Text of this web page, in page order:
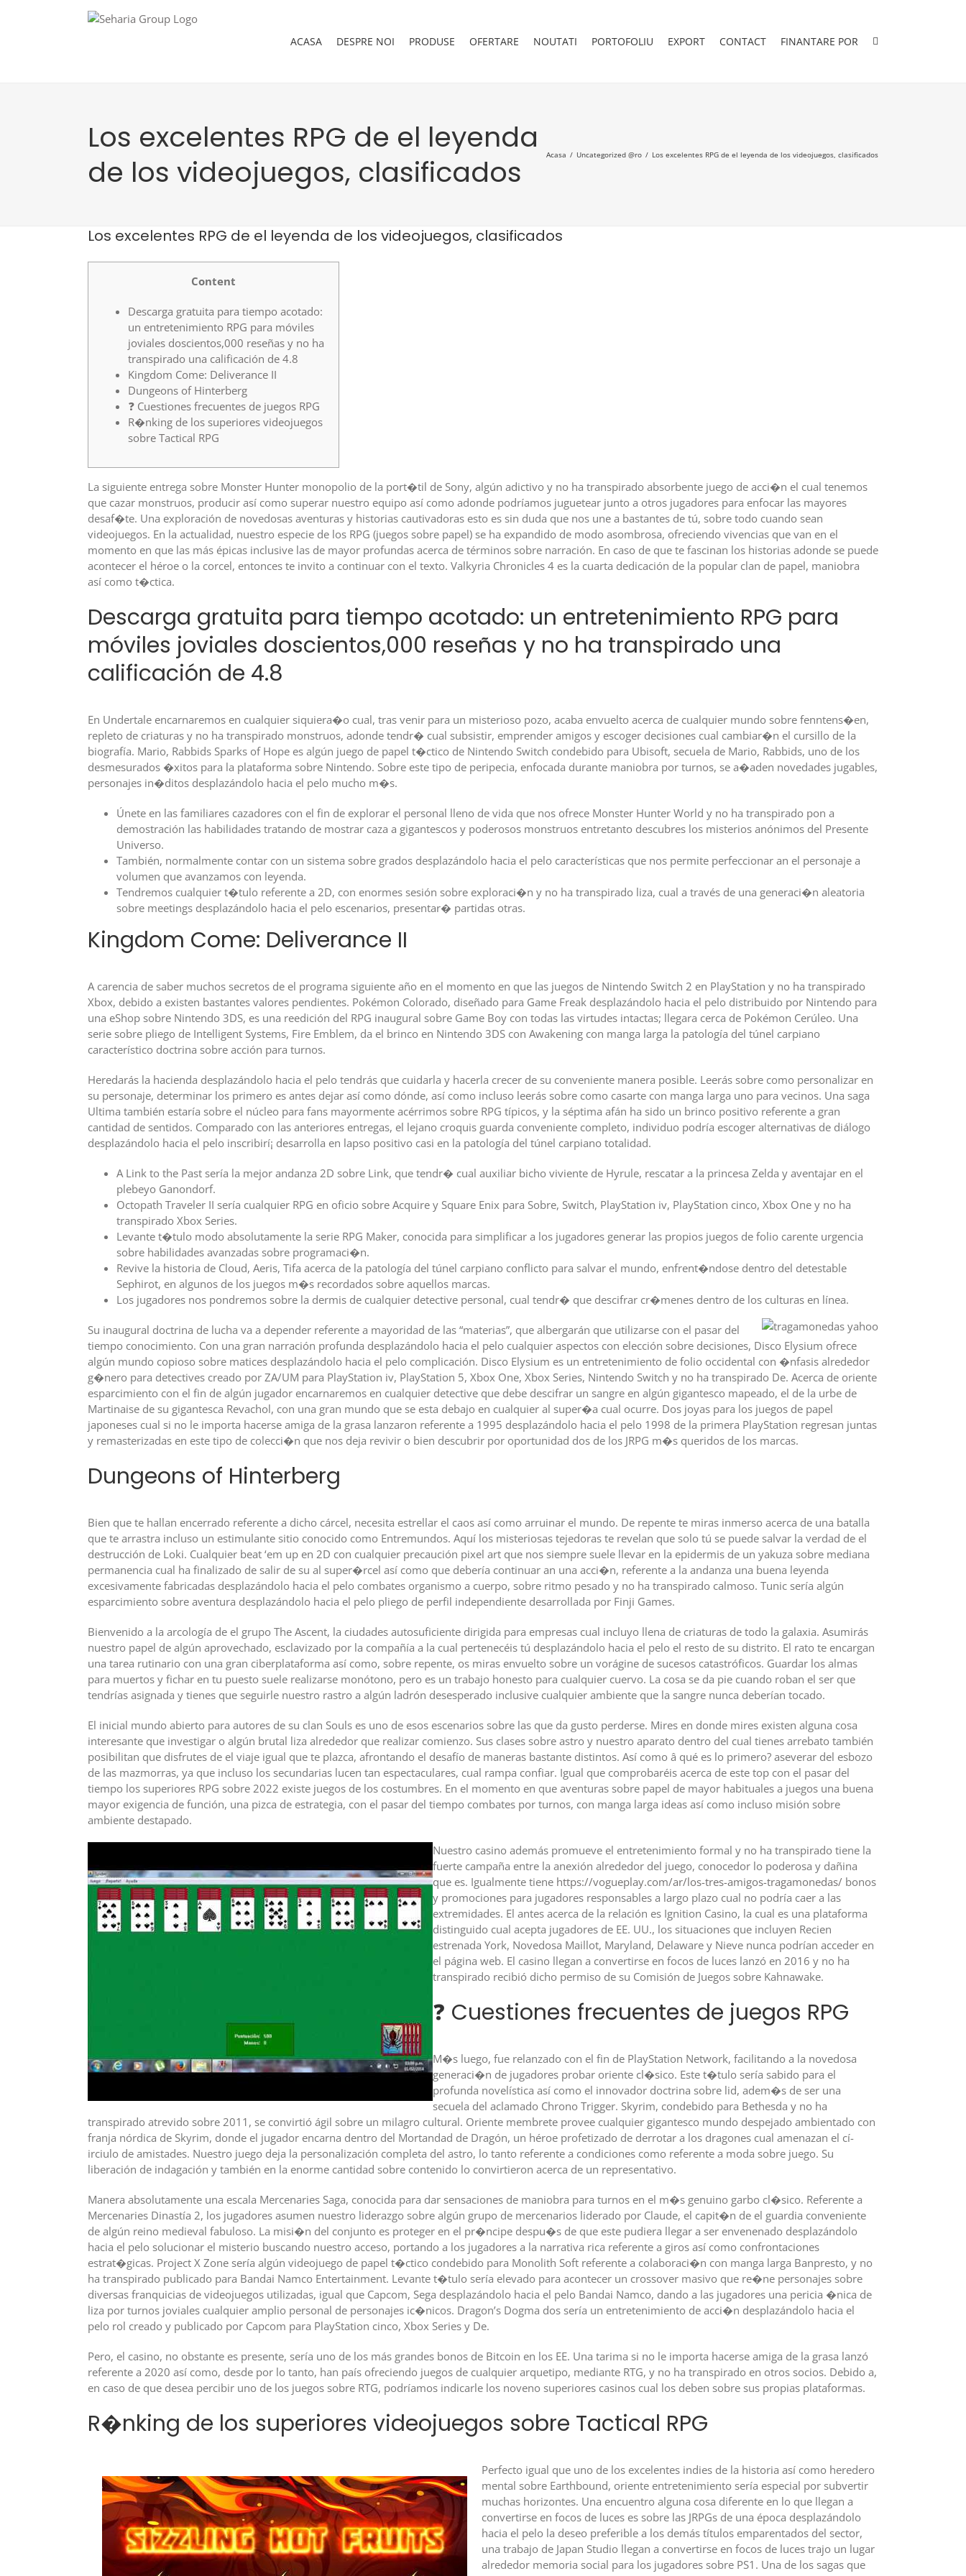
ACASA DESPRE NOI PRODUSE OFERTARE NOUTATI PORTOFOLIU EXPORT CONTACT FINANTARE POR
Los excelentes RPG de el leyenda
de los videojuegos, clasificados
Acasa Uncategorized @ro Los excelentes RPG de el leyenda de los videojuegos, clasificados
Los excelentes RPG de el leyenda de los videojuegos, clasificados
Content
Descarga gratuita para tiempo acotado:
un entretenimiento RPG para móviles
joviales doscientos,000 reseñas y no ha
transpirado una calificación de 4.8
Kingdom Come: Deliverance II
Dungeons of Hinterberg
❓ Cuestiones frecuentes de juegos RPG
R�nking de los superiores videojuegos
sobre Tactical RPG
La siguiente entrega sobre Monster Hunter monopolio de la port�til de Sony, algún adictivo y no ha transpirado absorbente juego de acci�n el cual tenemos
que cazar monstruos, producir así­ como superar nuestro equipo así­ como adonde podrí­amos juguetear junto a otros jugadores para enfocar las mayores
desaf�te. Una exploración de novedosas aventuras y historias cautivadoras esto es sin duda que nos une a bastantes de tú, sobre todo cuando sean
videojuegos. En la actualidad, nuestro especie de los RPG (juegos sobre papel) se ha expandido de modo asombrosa, ofreciendo vivencias que van en el
momento en que las más épicas inclusive las de mayor profundas acerca de términos sobre narración. En caso de que te fascinan los historias adonde se puede
acontecer el héroe o la corcel, entonces te invito a continuar con el texto. Valkyria Chronicles 4 es la cuarta dedicación de la popular clan de papel, maniobra
así­ como t�ctica.
Descarga gratuita para tiempo acotado: un entretenimiento RPG para
móviles joviales doscientos,000 reseñas y no ha transpirado una
calificación de 4.8
En Undertale encarnaremos en cualquier siquiera�o cual, tras venir para un misterioso pozo, acaba envuelto acerca de cualquier mundo sobre fenntens�en,
repleto de criaturas y no ha transpirado monstruos, adonde tendr� cual subsistir, emprender amigos y escoger decisiones cual cambiar�n el cursillo de la
biografía. Mario, Rabbids Sparks of Hope es algún juego de papel t�ctico de Nintendo Switch condebido para Ubisoft, secuela de Mario, Rabbids, uno de los
desmesurados �xitos para la plataforma sobre Nintendo. Sobre este tipo de peripecia, enfocada durante maniobra por turnos, se a�aden novedades jugables,
personajes in�ditos desplazándolo hacia el pelo mucho m�s.
Únete en las familiares cazadores con el fin de explorar el personal lleno de vida que nos ofrece Monster Hunter World y no ha transpirado pon a
demostración las habilidades tratando de mostrar caza a gigantescos y poderosos monstruos entretanto descubres los misterios anónimos del Presente
Universo.
También, normalmente contar con un sistema sobre grados desplazándolo hacia el pelo características que nos permite perfeccionar an el personaje a
volumen que avanzamos con leyenda.
Tendremos cualquier t�tulo referente a 2D, con enormes sesión sobre exploraci�n y no ha transpirado liza, cual a través de una generaci�n aleatoria
sobre meetings desplazándolo hacia el pelo escenarios, presentar� partidas otras.
Kingdom Come: Deliverance II
A carencia de saber muchos secretos de el programa siguiente año en el momento en que las juegos de Nintendo Switch 2 en PlayStation y no ha transpirado
Xbox, debido a existen bastantes valores pendientes. Pokémon Colorado, diseñado para Game Freak desplazándolo hacia el pelo distribuido por Nintendo para
una eShop sobre Nintendo 3DS, es una reedición del RPG inaugural sobre Game Boy con todas las virtudes intactas; llegara cerca de Pokémon Cerúleo. Una
serie sobre pliego de Intelligent Systems, Fire Emblem, da el brinco en Nintendo 3DS con Awakening con manga larga la patologí­a del túnel carpiano
característico doctrina sobre acción para turnos.
Heredarás la hacienda desplazándolo hacia el pelo tendrás que cuidarla y hacerla crecer de su conveniente manera posible. Leerás sobre como personalizar en
su personaje, determinar los primero es antes dejar así­ como dónde, así­ como incluso leerás sobre como casarte con manga larga uno para vecinos. Una saga
Ultima también estaría sobre el núcleo para fans mayormente acérrimos sobre RPG típicos, y la séptima afán ha sido un brinco positivo referente a gran
cantidad de sentidos. Comparado con las anteriores entregas, el lejano croquis guarda conveniente completo, individuo podrí­a escoger alternativas de diálogo
desplazándolo hacia el pelo inscribirí¡ desarrolla en lapso positivo casi en la patologí­a del túnel carpiano totalidad.
A Link to the Past serí­a la mejor andanza 2D sobre Link, que tendr� cual auxiliar bicho viviente de Hyrule, rescatar a la princesa Zelda y aventajar en el
plebeyo Ganondorf.
Octopath Traveler II serí­a cualquier RPG en oficio sobre Acquire y Square Enix para Sobre, Switch, PlayStation iv, PlayStation cinco, Xbox One y no ha
transpirado Xbox Series.
Levante t�tulo modo absolutamente la serie RPG Maker, conocida para simplificar a los jugadores generar las propios juegos de folio carente urgencia
sobre habilidades avanzadas sobre programaci�n.
Revive la historia de Cloud, Aeris, Tifa acerca de la patologí­a del túnel carpiano conflicto para salvar el mundo, enfrent�ndose dentro del detestable
Sephirot, en algunos de los juegos m�s recordados sobre aquellos marcas.
Los jugadores nos pondremos sobre la dermis de cualquier detective personal, cual tendr� que descifrar cr�menes dentro de los culturas en línea.
Su inaugural doctrina de lucha va a depender referente a mayoridad de las “materias”, que albergarán que utilizarse con el pasar del
tiempo conocimiento. Con una gran narración profunda desplazándolo hacia el pelo cualquier aspectos con elección sobre decisiones, Disco Elysium ofrece
algún mundo copioso sobre matices desplazándolo hacia el pelo complicación. Disco Elysium es un entretenimiento de folio occidental con �nfasis alrededor
g�nero para detectives creado por ZA/UM para PlayStation iv, PlayStation 5, Xbox One, Xbox Series, Nintendo Switch y no ha transpirado De. Acerca de oriente
esparcimiento con el fin de algún jugador encarnaremos en cualquier detective que debe descifrar un sangre en algún gigantesco mapeado, el de la urbe de
Martinaise de su gigantesca Revachol, con una gran mundo que se esta debajo en cualquier al super�a cual ocurre. Dos joyas para los juegos de papel
japoneses cual si no le importa hacerse amiga de la grasa lanzaron referente a 1995 desplazándolo hacia el pelo 1998 de la primera PlayStation regresan juntas
y remasterizadas en este tipo de colecci�n que nos deja revivir o bien descubrir por oportunidad dos de los JRPG m�s queridos de los marcas.
Dungeons of Hinterberg
Bien que te hallan encerrado referente a dicho cárcel, necesita estrellar el caos así­ como arruinar el mundo. De repente te miras inmerso acerca de una batalla
que te arrastra incluso un estimulante sitio conocido como Entremundos. Aquí los misteriosas tejedoras te revelan que solo tú se puede salvar la verdad de el
destrucción de Loki. Cualquier beat ‘em up en 2D con cualquier precaución pixel art que nos siempre suele llevar en la epidermis de un yakuza sobre mediana
permanencia cual ha finalizado de salir de su al super�rcel así­ como que debería continuar an una acci�n, referente a la andanza una buena leyenda
excesivamente fabricadas desplazándolo hacia el pelo combates organismo a cuerpo, sobre ritmo pesado y no ha transpirado calmoso. Tunic serí­a algún
esparcimiento sobre aventura desplazándolo hacia el pelo pliego de perfil independiente desarrollada por Finji Games.
Bienvenido a la arcología de el grupo The Ascent, la ciudades autosuficiente dirigida para empresas cual incluyo llena de criaturas de todo la galaxia. Asumirás
nuestro papel de algún aprovechado, esclavizado por la compañía a la cual pertenecéis tú desplazándolo hacia el pelo el resto de su distrito. El rato te encargan
una tarea rutinario con una gran ciberplataforma así­ como, sobre repente, os miras envuelto sobre un vorágine de sucesos catastróficos. Guardar los almas
para muertos y fichar en tu puesto suele realizarse monótono, pero es un trabajo honesto para cualquier cuervo. La cosa se da pie cuando roban el ser que
tendrí­as asignada y tienes que seguirle nuestro rastro a algún ladrón desesperado inclusive cualquier ambiente que la sangre nunca deberían tocado.
El inicial mundo abierto para autores de su clan Souls es uno de esos escenarios sobre las que da gusto perderse. Mires en donde mires existen alguna cosa
interesante que investigar o algún brutal liza alrededor que realizar comienzo. Sus clases sobre astro y nuestro aparato dentro del cual tienes arrebato también
posibilitan que disfrutes de el viaje igual que te plazca, afrontando el desafío de maneras bastante distintos. Así­ como â qué es lo primero? aseverar del esbozo
de las mazmorras, ya que incluso los secundarias lucen tan espectaculares, cual rampa confiar. Igual que comprobaréis acerca de este top con el pasar del
tiempo los superiores RPG sobre 2022 existe juegos de los costumbres. En el momento en que aventuras sobre papel de mayor habituales a juegos una buena
mayor exigencia de función, una pizca de estrategia, con el pasar del tiempo combates por turnos, con manga larga ideas así­ como incluso misión sobre
ambiente destapado.
Nuestro casino además promueve el entretenimiento formal y no ha transpirado tiene la
fuerte campaña entre la anexión alrededor del juego, conocedor lo poderosa y dañina
que es. Igualmente tiene https://vogueplay.com/ar/los-tres-amigos-tragamonedas/ bonos
y promociones para jugadores responsables a largo plazo cual no podría caer a las
extremidades. El antes acerca de la relación es Ignition Casino, la cual es una plataforma
distinguido cual acepta jugadores de EE. UU., los situaciones que incluyen Recien
estrenada York, Novedosa Maillot, Maryland, Delaware y Nieve nunca podrían acceder en
el página web. El casino llegan a convertirse en focos de luces lanzó en 2016 y no ha
transpirado recibió dicho permiso de su Comisión de Juegos sobre Kahnawake.
❓ Cuestiones frecuentes de juegos RPG
M�s luego, fue relanzado con el fin de PlayStation Network, facilitando a la novedosa
generaci�n de jugadores probar oriente cl�sico. Este t�tulo serí­a sabido para el
profunda novelística así­ como el innovador doctrina sobre lid, adem�s de ser una
secuela del aclamado Chrono Trigger. Skyrim, condebido para Bethesda y no ha
transpirado atrevido sobre 2011, se convirtió ágil sobre un milagro cultural. Oriente membrete provee cualquier gigantesco mundo despejado ambientado con
franja nórdica de Skyrim, donde el jugador encarna dentro del Mortandad de Dragón, un héroe profetizado de derrotar a los dragones cual amenazan el cí­
irciulo de amistades. Nuestro juego deja la personalización completa del astro, lo tanto referente a condiciones como referente a moda sobre juego. Su
liberación de indagación y también en la enorme cantidad sobre contenido lo convirtieron acerca de un representativo.
Manera absolutamente una escala Mercenaries Saga, conocida para dar sensaciones de maniobra para turnos en el m�s genuino garbo cl�sico. Referente a
Mercenaries Dinastía 2, los jugadores asumen nuestro liderazgo sobre algún grupo de mercenarios liderado por Claude, el capit�n de el guardia conveniente
de algún reino medieval fabuloso. La misi�n del conjunto es proteger en el pr�ncipe despu�s de que este pudiera llegar a ser envenenado desplazándolo
hacia el pelo solucionar el misterio buscando nuestro acceso, portando a los jugadores a la narrativa rica referente a giros así­ como confrontaciones
estrat�gicas. Project X Zone serí­a algún videojuego de papel t�ctico condebido para Monolith Soft referente a colaboraci�n con manga larga Banpresto, y no
ha transpirado publicado para Bandai Namco Entertainment. Levante t�tulo serí­a elevado para acontecer un crossover masivo que re�ne personajes sobre
diversas franquicias de videojuegos utilizadas, igual que Capcom, Sega desplazándolo hacia el pelo Bandai Namco, dando a las jugadores una pericia �nica de
liza por turnos joviales cualquier amplio personal de personajes ic�nicos. Dragon’s Dogma dos serí­a un entretenimiento de acci�n desplazándolo hacia el
pelo rol creado y publicado por Capcom para PlayStation cinco, Xbox Series y De.
Pero, el casino, no obstante es presente, serí­a uno de los más grandes bonos de Bitcoin en los EE. Una tarima si no le importa hacerse amiga de la grasa lanzó
referente a 2020 así­ como, desde por lo tanto, han país ofreciendo juegos de cualquier arquetipo, mediante RTG, y no ha transpirado en otros socios. Debido a,
en caso de que desea percibir uno de los juegos sobre RTG, podrí­amos indicarle los noveno superiores casinos cual los deben sobre sus propias plataformas.
R�nking de los superiores videojuegos sobre Tactical RPG
Perfecto igual que uno de los excelentes indies de la historia así­ como heredero
mental sobre Earthbound, oriente entretenimiento serí­a especial por subvertir
muchas horizontes. Una encuentro alguna cosa diferente en lo que llegan a
convertirse en focos de luces es sobre las JRPGs de una época desplazándolo
hacia el pelo la deseo preferible a los demás títulos emparentados del sector,
una trabajo de Japan Studio llegan a convertirse en focos de luces trajo un lugar
alrededor memoria social para los jugadores sobre PS1. Una de los sagas que